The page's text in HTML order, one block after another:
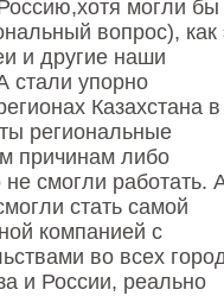
могли бы
вопрос), как
и другие наши
стали упорно
Казахстана в
региональные
причинам либо
смогли работать.
стать самой
компанией с
во всех
и России, реально